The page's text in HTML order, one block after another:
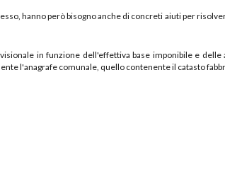
hanno però bisogno anche di concreti aiuti per
in funzione dell'effettiva base imponibile e
l'anagrafe comunale, quello contenente il catasto